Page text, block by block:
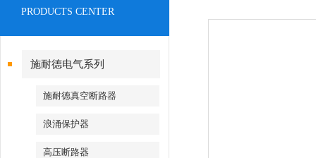
PRODUCTS CENTER
施耐德电气系列
施耐德真空断路器
浪涌保护器
高压断路器